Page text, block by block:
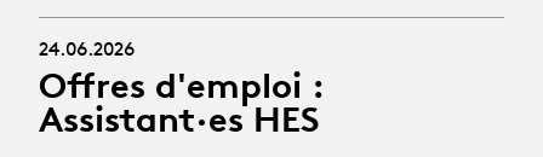
24.06.2026
Offres d'emploi :
Assistant·es HES